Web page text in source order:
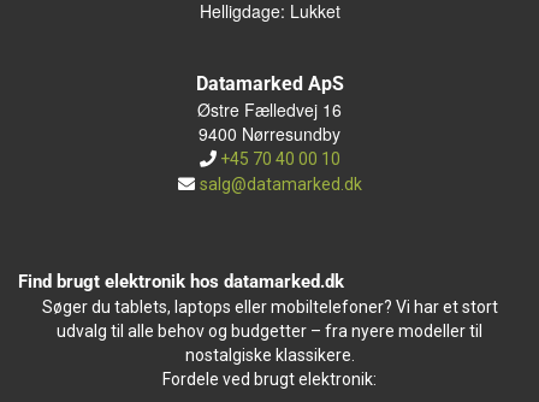
Helligdage: Lukket
Datamarked ApS
Østre Fælledvej 16
9400 Nørresundby
+45 70 40 00 10
salg@datamarked.dk
Find brugt elektronik hos datamarked.dk
Søger du tablets, laptops eller mobiltelefoner? Vi har et stort
udvalg til alle behov og budgetter – fra nyere modeller til
nostalgiske klassikere.
Fordele ved brugt elektronik: